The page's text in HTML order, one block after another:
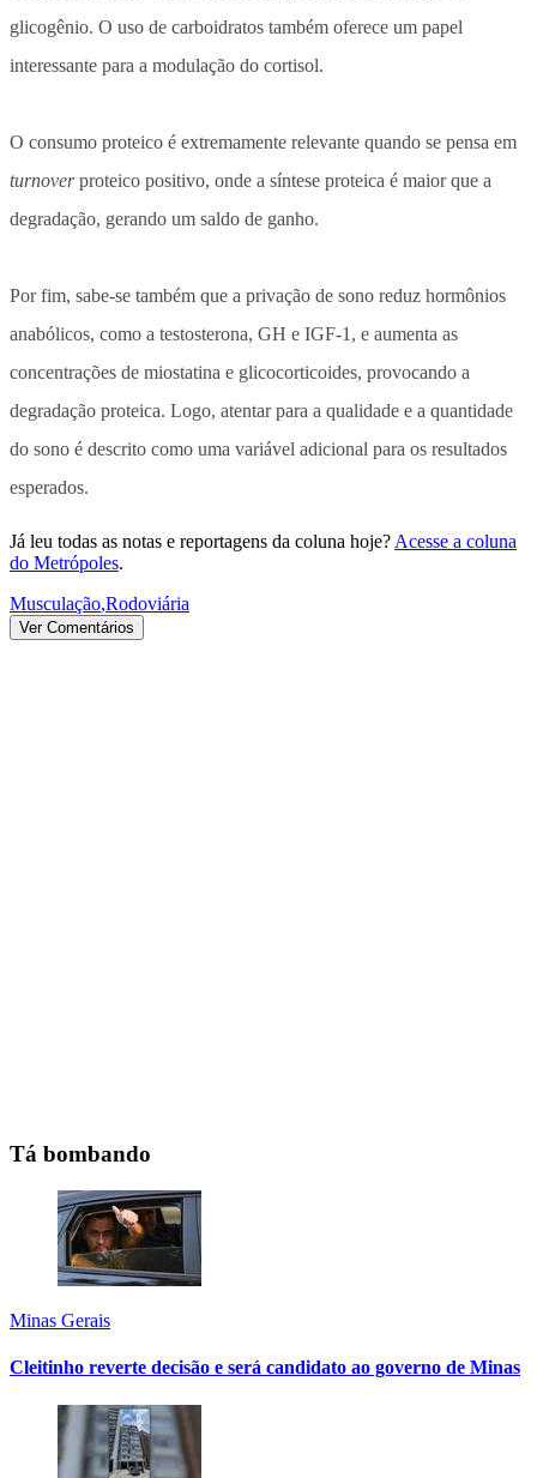
glicogênio. O uso de carboidratos também oferece um papel
interessante para a modulação do cortisol.⠀
O consumo proteico é extremamente relevante quando se pensa em
turnoverproteico positivo, onde a síntese proteica é maior que a
degradação, gerando um saldo de ganho.⠀
Por fim, sabe-se também que a privação de sono reduz hormônios
anabólicos, como a testosterona, GH e IGF-1, e aumenta as
concentrações de miostatina e glicocorticoides, provocando a
degradação proteica. Logo, atentar para a qualidade e a quantidade
do sono é descrito como uma variável adicional para os resultados
esperados.⠀
Já leu todas as notas e reportagens da coluna hoje? Acesse a coluna
do Metrópoles.
Musculação,Rodoviária
Ver Comentários
Tá bombando
Minas Gerais
Cleitinho reverte decisão e será candidato ao governo de Minas